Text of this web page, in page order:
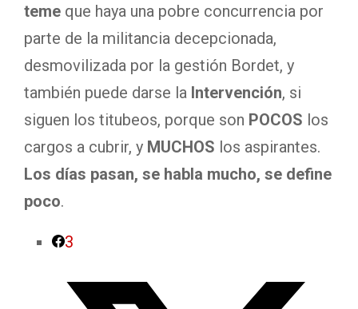
teme que haya una pobre concurrencia por
parte de la militancia decepcionada,
desmovilizada por la gestión Bordet, y
también puede darse la Intervención, si
siguen los titubeos, porque son POCOS los
cargos a cubrir, y MUCHOS los aspirantes.
Los días pasan, se habla mucho, se define
poco.
3